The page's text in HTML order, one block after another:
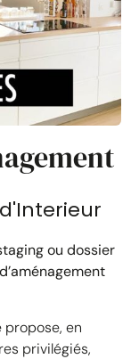
ou dossier
propose, en
privilégiés,